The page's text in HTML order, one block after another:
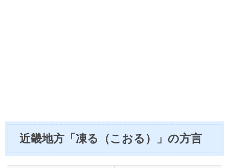
近畿地方「凍る（こおる）」の方言